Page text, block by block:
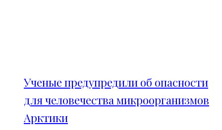
Ученые предупредили об опасности
для человечества микроорганизмов
Арктики